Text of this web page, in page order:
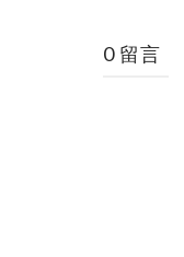
0 留言